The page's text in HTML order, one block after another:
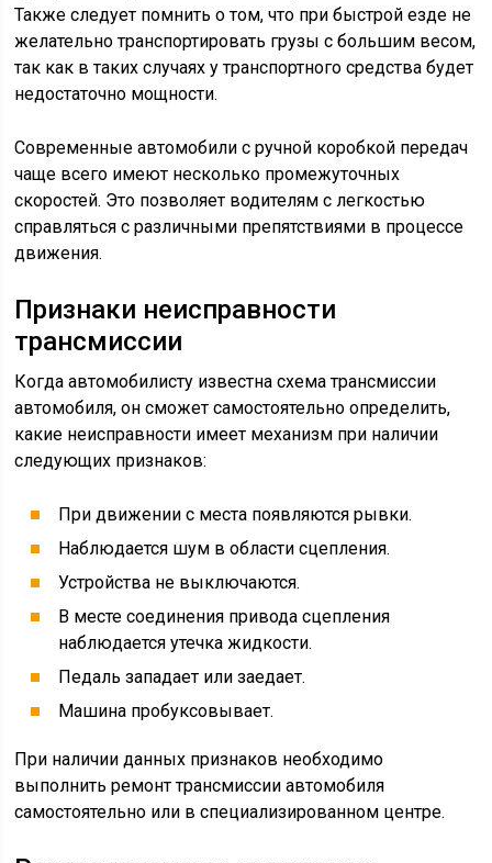
Также следует помнить о том, что при быстрой езде не
желательно транспортировать грузы с большим весом,
так как в таких случаях у транспортного средства будет
недостаточно мощности.
Современные автомобили с ручной коробкой передач
чаще всего имеют несколько промежуточных
скоростей. Это позволяет водителям с легкостью
справляться с различными препятствиями в процессе
движения.
Признаки неисправности
трансмиссии
Когда автомобилисту известна схема трансмиссии
автомобиля, он сможет самостоятельно определить,
какие неисправности имеет механизм при наличии
следующих признаков:
При движении с места появляются рывки.
Наблюдается шум в области сцепления.
Устройства не выключаются.
В месте соединения привода сцепления
наблюдается утечка жидкости.
Педаль западает или заедает.
Машина пробуксовывает.
При наличии данных признаков необходимо
выполнить ремонт трансмиссии автомобиля
самостоятельно или в специализированном центре.